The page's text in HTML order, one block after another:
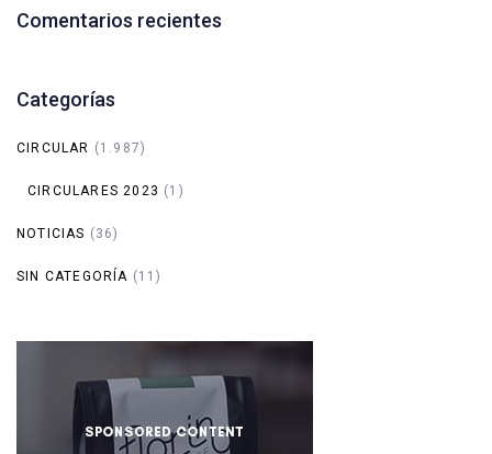
Comentarios recientes
Categorías
CIRCULAR (1.987)
CIRCULARES 2023 (1)
NOTICIAS (36)
SIN CATEGORÍA (11)